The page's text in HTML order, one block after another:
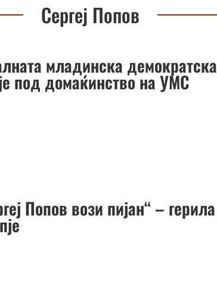
Сергеј Попов
младинска демократска
под домаќинство на УМС
Попов вози пијан“ – герила